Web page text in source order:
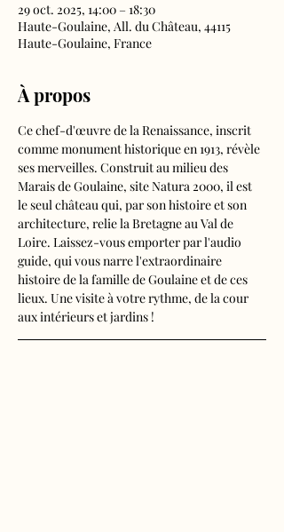
29 oct. 2025, 14:00 – 18:30
Haute-Goulaine, All. du Château, 44115
Haute-Goulaine, France
À propos
Ce chef-d'œuvre de la Renaissance, inscrit
comme monument historique en 1913, révèle
ses merveilles. Construit au milieu des
Marais de Goulaine, site Natura 2000, il est
le seul château qui, par son histoire et son
architecture, relie la Bretagne au Val de
Loire. Laissez-vous emporter par l'audio
guide, qui vous narre l'extraordinaire
histoire de la famille de Goulaine et de ces
lieux. Une visite à votre rythme, de la cour
aux intérieurs et jardins !